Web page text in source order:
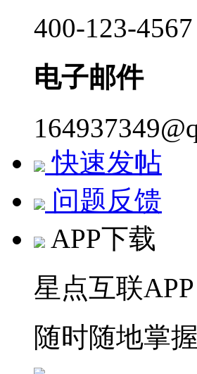
400-123-4567
电子邮件
快速发帖
问题反馈
APP下载
星点互联APP
随时随地掌